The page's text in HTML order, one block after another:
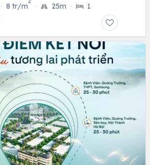
· 8 tr/m · 25m · 1